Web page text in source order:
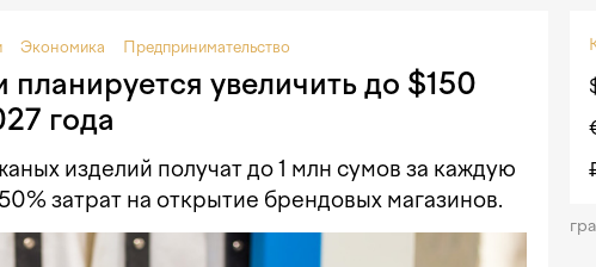
Экономика Предпринимательство
планируется увеличить до $150
года
изделий получат до 1 млн сумов за каждую
затрат на открытие брендовых магазинов.